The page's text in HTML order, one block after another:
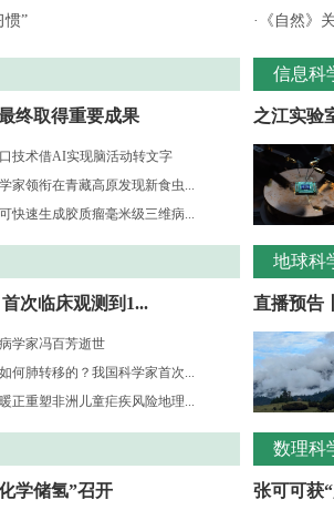
惯”
终取得重要成果
技术借AI实现脑活动转文字
家领衔在青藏高原发现新食虫...
快速生成胶质瘤毫米级三维病...
次临床观测到1...
学家冯百芳逝世
何肺转移的？我国科学家首次...
正重塑非洲儿童疟疾风险地理...
学储氢”召开
·
《自然》
信息科
之江实验
地球科
直播预告
数理科
张可可获